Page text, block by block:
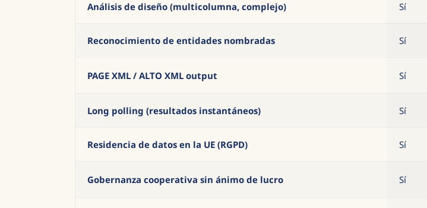
Análisis de diseño (multicolumna, complejo) Sí
Reconocimiento de entidades nombradas Sí
PAGE XML / ALTO XML output Sí
Long polling (resultados instantáneos) Sí
Residencia de datos en la UE (RGPD) Sí
Gobernanza cooperativa sin ánimo de lucro Sí